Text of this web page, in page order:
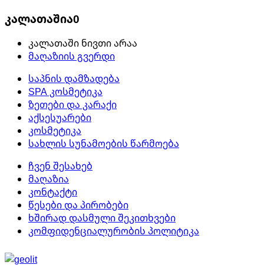
კალათაშია0
კალათაში ნივთი არაა
მაღაზიის გვერდი
საპნის დამზადება
SPA კოსმეტიკა
ზეთები და კარაქი
აქსესუარები
კოსმეტიკა
სახლის სუნამოების წარმოება
ჩვენ შესახებ
მაღაზია
კონტაქტი
წესები და პირობები
ხშირად დასმული შეკითხვები
კომფიდენციალურობის პოლიტიკა